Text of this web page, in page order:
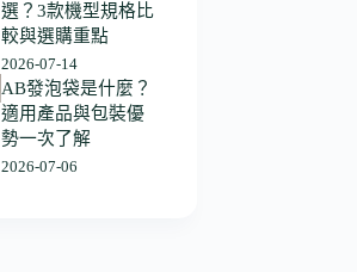
選？3款機型規格比
較與選購重點
2026-07-14
AB發泡袋是什麼？
適用產品與包裝優
勢一次了解
2026-07-06